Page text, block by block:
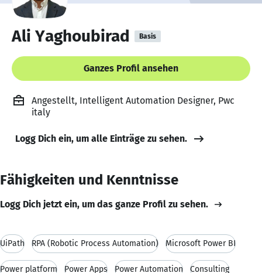
Ali Yaghoubirad Basis
Ganzes Profil ansehen
Angestellt, Intelligent Automation Designer, Pwc
italy
Logg Dich ein, um alle Einträge zu sehen.
Fähigkeiten und Kenntnisse
Logg Dich jetzt ein, um das ganze Profil zu sehen.
UiPath RPA (Robotic Process Automation) Microsoft Power BI
Power platform Power Apps Power Automation Consulting